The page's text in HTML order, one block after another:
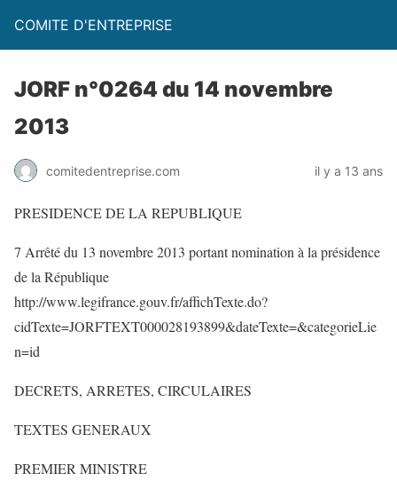
COMITE D'ENTREPRISE
JORF n°0264 du 14 novembre
2013
comitedentreprise.com il y a 13 ans
PRESIDENCE DE LA REPUBLIQUE
7 Arrêté du 13 novembre 2013 portant nomination à la présidence
de la République
http://www.legifrance.gouv.fr/affichTexte.do?
cidTexte=JORFTEXT000028193899&dateTexte=&categorieLie
n=id
DECRETS, ARRETES, CIRCULAIRES
TEXTES GENERAUX
PREMIER MINISTRE